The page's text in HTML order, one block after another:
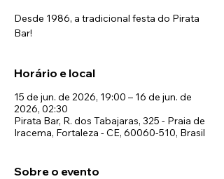
Desde 1986, a tradicional festa do Pirata
Bar!
Horário e local
15 de jun. de 2026, 19:00 – 16 de jun. de
2026, 02:30
Pirata Bar, R. dos Tabajaras, 325 - Praia de
Iracema, Fortaleza - CE, 60060-510, Brasil
Sobre o evento